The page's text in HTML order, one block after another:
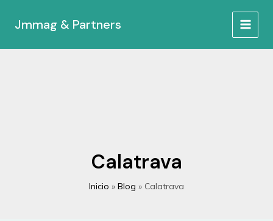
Jmmag & Partners
MAIN
Calatrava
Inicio Blog Calatrava